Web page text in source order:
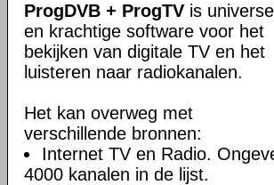
ProgDVB + ProgTV is
en krachtige software voor het
bekijken van digitale TV en het
luisteren naar radiokanalen.
Het kan overweg met
verschillende bronnen:
Internet TV en Radio.
4000 kanalen in de lijst.